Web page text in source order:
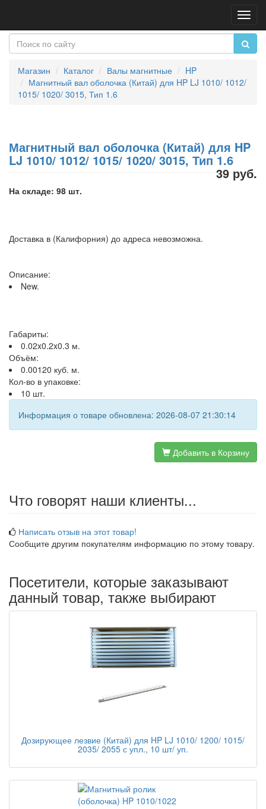
Магазин Каталог Валы магнитные
HP
Магнитный вал оболочка (Китай) для HP LJ 1010/ 1012/
1015/ 1020/ 3015, Тип 1.6
Магнитный вал оболочка (Китай) для HP
LJ 1010/ 1012/ 1015/ 1020/ 3015, Тип 1.6
39 руб.
На складе: 98 шт.
Доставка в (Калифорния) до адреса невозможна.
Описание:
New.
Габариты:
0.02x0.2x0.3 м.
Объём:
0.00120 куб. м.
Кол-во в упаковке:
10 шт.
Информация о товаре обновлена: 2026-08-07 21:30:14
Добавить в Корзину
Что говорят наши клиенты...
Написать отзыв на этот товар!
Сообщите другим покупателям информацию по этому товару.
Посетители, которые заказывают
данный товар, также выбирают
Дозирующее лезвие (Китай) для HP LJ 1010/ 1200/ 1015/
2035/ 2055 с упл., 10 шт/ уп.